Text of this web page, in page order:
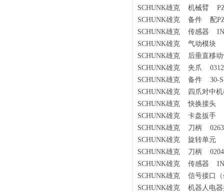
SCHUNK雄克 机械臂
SCHUNK雄克 备件 配
SCHUNK雄克 传感器 IN-
SCHUNK雄克 气动模块
SCHUNK雄克 后垂直移
SCHUNK雄克 夹爪
SCHUNK雄克 备件 30-
SCHUNK雄克 四爪对中
SCHUNK雄克 快换接头
SCHUNK雄克 卡盘扳手
SCHUNK雄克 刀柄
SCHUNK雄克 旋转单元
SCHUNK雄克 刀柄
SCHUNK雄克 传感器 IN-
SCHUNK雄克 信号接口（
SCHUNK雄克 机器人电器